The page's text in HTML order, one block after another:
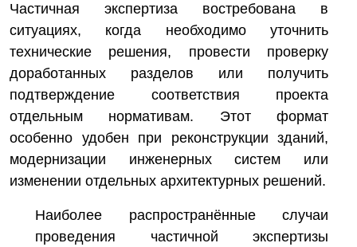
Частичная экспертиза востребована в
ситуациях, когда необходимо уточнить
технические решения, провести проверку
доработанных разделов или получить
подтверждение соответствия проекта
отдельным нормативам. Этот формат
особенно удобен при реконструкции зданий,
модернизации инженерных систем или
изменении отдельных архитектурных решений.
Наиболее распространённые случаи
проведения частичной экспертизы